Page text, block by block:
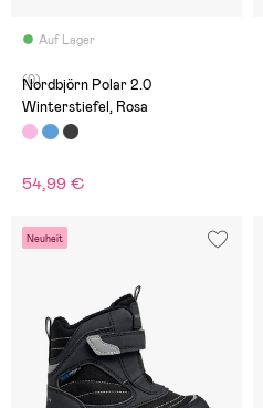
Auf Lager
(0)
Nordbjörn Polar 2.0
Winterstiefel, Rosa
54,99 €
Neuheit